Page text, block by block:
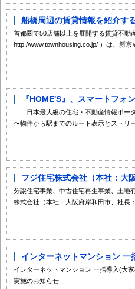
船橋周辺の賃貸情報を紹介す
首都圏で50店舗以上を展開する賃貸不動
http://www.townhousing.co.jp/ ）は、新
『HOME'S』、スマートフ
日本最大級の住宅・不動産情報ポー
〜物件から駅までのルート表示とストリ
フジ住宅株式会社（本社：大
分譲住宅事業、中古住宅再生事業、土地
株式会社（本社：大阪府岸和田市、社長
インターネットマンション
インターネットマンション 一括導入(
実施のお知らせ